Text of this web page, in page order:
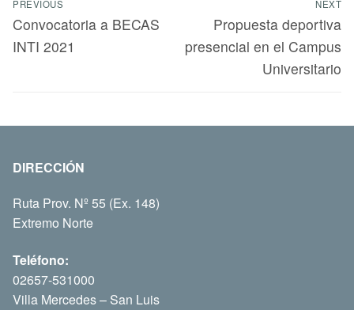
PREVIOUS
Convocatoria a BECAS
INTI 2021
NEXT
Propuesta deportiva
presencial en el Campus
Universitario
DIRECCIÓN
Ruta Prov. Nº 55 (Ex. 148)
Extremo Norte
Teléfono:
02657-531000
Villa Mercedes – San Luis